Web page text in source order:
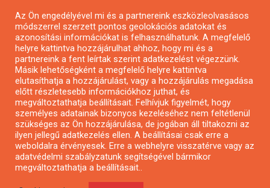
Pályázatok magánszemélyeknek
Pályázatok civil szervezeteknek
Pályázatok vállalkozásoknak
Önkormányzati pályázatok
Mezőgazdasági pályázatok
Falusi turizmus pályázatok
Napelem pályázatok
GINOP pályázatok
Az Ön engedélyével mi és a partnereink eszközleolvasásos
módszerrel szerzett pontos geolokációs adatokat és
azonosítási információkat is felhasználhatunk. A megfelelő
helyre kattintva hozzájárulhat ahhoz, hogy mi és a
partnereink a fent leírtak szerint adatkezelést végezzünk.
Másik lehetőségként a megfelelő helyre kattintva
elutasíthatja a hozzájárulást, vagy a hozzájárulás megadása
előtt részletesebb információkhoz juthat, és
megváltoztathatja beállításait. Felhívjuk figyelmét, hogy
személyes adatainak bizonyos kezeléséhez nem feltétlenül
szükséges az Ön hozzájárulása, de jogában áll tiltakozni az
ilyen jellegű adatkezelés ellen. A beállításai csak erre a
weboldalra érvényesek. Erre a webhelyre visszatérve vagy az
adatvédelmi szabályzatunk segítségével bármikor
megváltoztathatja a beállításait..